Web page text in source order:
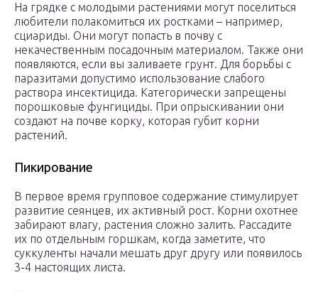
На грядке с молодыми растениями могут поселиться
любители полакомиться их ростками – например,
сциариды. Они могут попасть в почву с
некачественным посадочным материалом. Также они
появляются, если вы заливаете грунт. Для борьбы с
паразитами допустимо использование слабого
раствора инсектицида. Категорически запрещены
порошковые фунгициды. При опрыскивании они
создают на почве корку, которая губит корни
растений.
Пикирование
В первое время групповое содержание стимулирует
развитие сеянцев, их активный рост. Корни охотнее
забирают влагу, растения сложно залить. Рассадите
их по отдельным горшкам, когда заметите, что
суккуленты начали мешать друг другу или появилось
3-4 настоящих листа.